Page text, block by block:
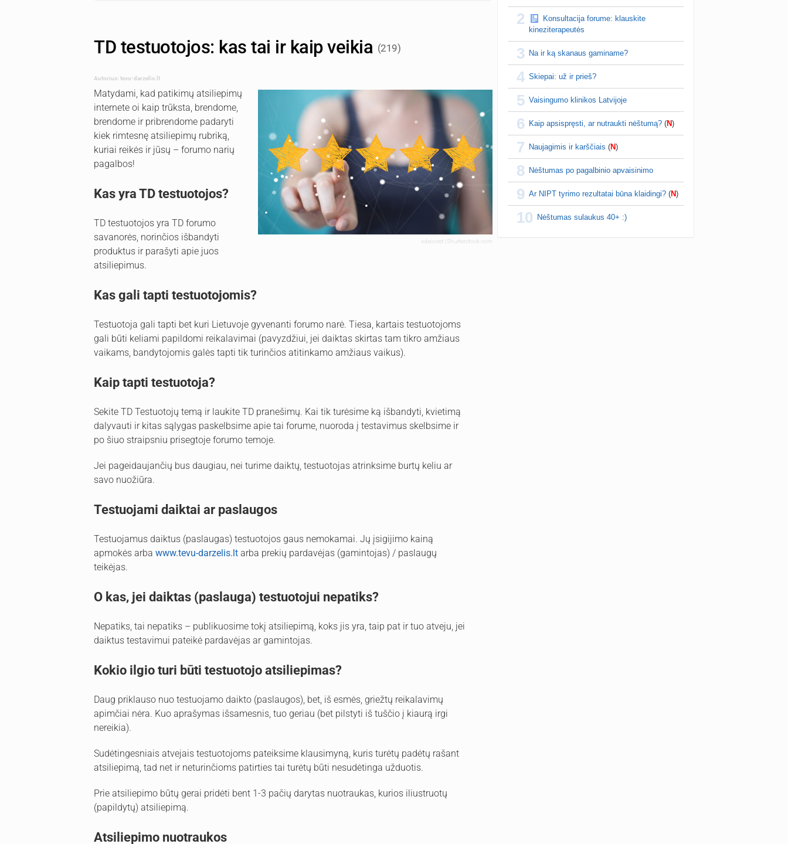
2
Konsultacija forume: klauskite
kineziterapeutės
3 Na ir ką skanaus gaminame?
4 Skiepai: už ir prieš?
5 Vaisingumo klinikos Latvijoje
6 Kaip apsispręsti, ar nutraukti nėštumą? (N)
7 Naujagimis ir karščiais (N)
8 Nėštumas po pagalbinio apvaisinimo
9 Ar NIPT tyrimo rezultatai būna klaidingi? (N)
10 Nėštumas sulaukus 40+ :)
TD testuotojos: kas tai ir kaip veikia (219)
Autorius: tevu-darzelis.lt
sdecoret | Shutterstock.com
Matydami, kad patikimų atsiliepimų
internete oi kaip trūksta, brendome,
brendome ir pribrendome padaryti
kiek rimtesnę atsiliepimų rubriką,
kuriai reikės ir jūsų – forumo narių
pagalbos!
Kas yra TD testuotojos?
TD testuotojos yra TD forumo
savanorės, norinčios išbandyti
produktus ir parašyti apie juos
atsiliepimus.
Kas gali tapti testuotojomis?
Testuotoja gali tapti bet kuri Lietuvoje gyvenanti forumo narė. Tiesa, kartais testuotojoms
gali būti keliami papildomi reikalavimai (pavyzdžiui, jei daiktas skirtas tam tikro amžiaus
vaikams, bandytojomis galės tapti tik turinčios atitinkamo amžiaus vaikus).
Kaip tapti testuotoja?
Sekite TD Testuotojų temą ir laukite TD pranešimų. Kai tik turėsime ką išbandyti, kvietimą
dalyvauti ir kitas sąlygas paskelbsime apie tai forume, nuoroda į testavimus skelbsime ir
po šiuo straipsniu prisegtoje forumo temoje.
Jei pageidaujančių bus daugiau, nei turime daiktų, testuotojas atrinksime burtų keliu ar
savo nuožiūra.
Testuojami daiktai ar paslaugos
Testuojamus daiktus (paslaugas) testuotojos gaus nemokamai. Jų įsigijimo kainą
apmokės arba www.tevu-darzelis.lt arba prekių pardavėjas (gamintojas) / paslaugų
teikėjas.
O kas, jei daiktas (paslauga) testuotojui nepatiks?
Nepatiks, tai nepatiks – publikuosime tokį atsiliepimą, koks jis yra, taip pat ir tuo atveju, jei
daiktus testavimui pateikė pardavėjas ar gamintojas.
Kokio ilgio turi būti testuotojo atsiliepimas?
Daug priklauso nuo testuojamo daikto (paslaugos), bet, iš esmės, griežtų reikalavimų
apimčiai nėra. Kuo aprašymas išsamesnis, tuo geriau (bet pilstyti iš tuščio į kiaurą irgi
nereikia).
Sudėtingesniais atvejais testuotojoms pateiksime klausimyną, kuris turėtų padėtų rašant
atsiliepimą, tad net ir neturinčioms patirties tai turėtų būti nesudėtinga užduotis.
Prie atsiliepimo būtų gerai pridėti bent 1-3 pačių darytas nuotraukas, kurios iliustruotų
(papildytų) atsiliepimą.
Atsiliepimo nuotraukos